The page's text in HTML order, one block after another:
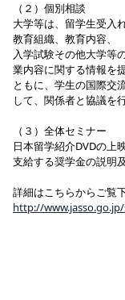
（２）個別相談
大学等は、留学生受入
教育組織、教育内容、
入学試験その他大学等
業内容に関する情報を
ともに、学生の国際交
して、関係者と協議を行
（３）全体セミナー
日本留学紹介DVDの上
支給する奨学金の説明
詳細はこちらからご覧下
http://